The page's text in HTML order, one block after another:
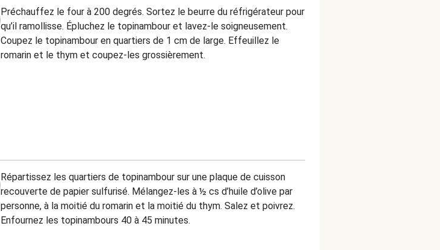
Préchauffez le four à 200 degrés. Sortez le beurre du réfrigérateur pour
qu’il ramollisse. Épluchez le topinambour et lavez-le soigneusement.
Coupez le topinambour en quartiers de 1 cm de large. Effeuillez le
romarin et le thym et coupez-les grossièrement.
Répartissez les quartiers de topinambour sur une plaque de cuisson
recouverte de papier sulfurisé. Mélangez-les à ½ cs d’huile d’olive par
personne, à la moitié du romarin et la moitié du thym. Salez et poivrez.
Enfournez les topinambours 40 à 45 minutes.